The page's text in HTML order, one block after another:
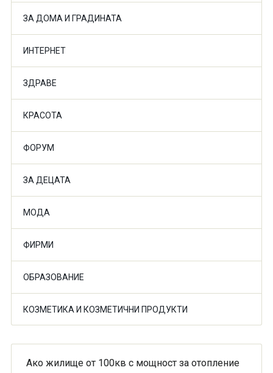
ЗА ДОМА И ГРАДИНАТА
ИНТЕРНЕТ
ЗДРАВЕ
КРАСОТА
ФОРУМ
ЗА ДЕЦАТА
МОДА
ФИРМИ
ОБРАЗОВАНИЕ
КОЗМЕТИКА И КОЗМЕТИЧНИ ПРОДУКТИ
Ако жилище от 100кв с мощност за отопление